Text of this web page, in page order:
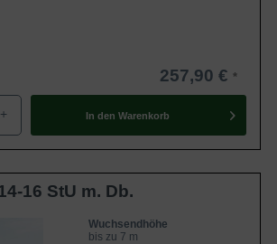
257,90 €
+ In den Warenkorb
16 StU m. Db.
Wuchsendhöhe
bis zu 7 m